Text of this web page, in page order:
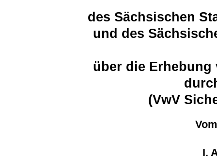
des Sächsischen
und des
über die
(VwV
I.